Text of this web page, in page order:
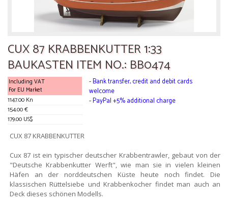
CUX 87 KRABBENKUTTER 1:33
BAUKASTEN ITEM NO.: BB0474
Including VAT
For EU Market
1147.00 Kn
154.00 €
179.00 US$
- Bank transfer, credit and debit cards
welcome
- PayPal +5% additional charge
CUX 87 KRABBENKUTTER
Cux 87 ist ein typischer deutscher Krabbentrawler, gebaut von der
"Deutsche Krabbenkutter Werft", wie man sie in vielen kleinen
Häfen an der norddeutschen Küste heute noch findet. Die
klassischen Rüttelsiebe und Krabbenkocher findet man auch an
Deck dieses schönen Modells.